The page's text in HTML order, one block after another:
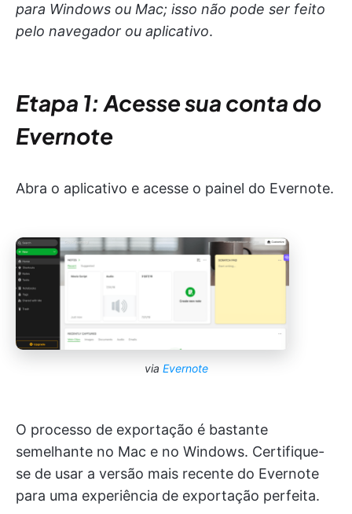
para Windows ou Mac; isso não pode ser feito
pelo navegador ou aplicativo.
Etapa 1: Acesse sua conta do
Evernote
Abra o aplicativo e acesse o painel do Evernote.
via Evernote
O processo de exportação é bastante
semelhante no Mac e no Windows. Certifique-
se de usar a versão mais recente do Evernote
para uma experiência de exportação perfeita.